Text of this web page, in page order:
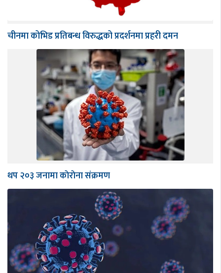
चीनमा कोभिड प्रतिबन्ध विरुद्धको प्रदर्शनमा प्रहरी दमन
थप २०३ जनामा काेराेना संक्रमण